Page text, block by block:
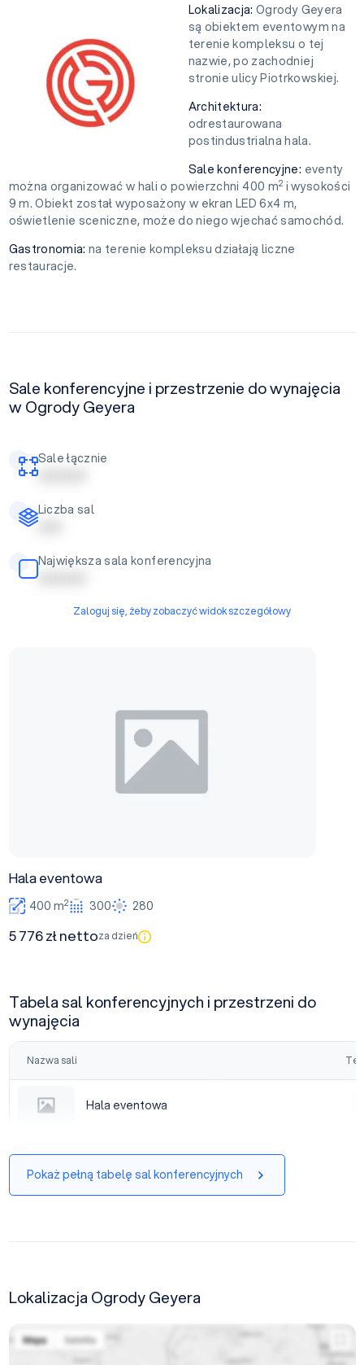
Lokalizacja:Ogrody Geyera
są obiektem eventowym na
terenie kompleksu o tej
nazwie, po zachodniej
stronie ulicy Piotrkowskiej.
Architektura:
odrestaurowana
postindustrialna hala.
Sale konferencyjne: eventy
można organizować w hali o powierzchni 400 m2 i wysokości
9 m. Obiekt został wyposażony w ekran LED 6x4 m,
oświetlenie sceniczne, może do niego wjechać samochód.
Gastronomia: na terenie kompleksu działają liczne
restauracje.
Sale konferencyjne i przestrzenie do wynajęcia
w Ogrody Geyera
Sale łącznie
| | | | | | | | | |
Liczba sal
| | | | |
Największa sala konferencyjna
| | | | | | | | | |
Zaloguj się, żeby zobaczyć widok szczegółowy
Hala eventowa
400 m2 300 280
5 776 zł nettoza dzień
Tabela sal konferencyjnych i przestrzeni do
wynajęcia
Nazwa sali
Hala eventowa
Hala eventowa
Pokaż pełną tabelę sal konferencyjnych
Lokalizacja Ogrody Geyera